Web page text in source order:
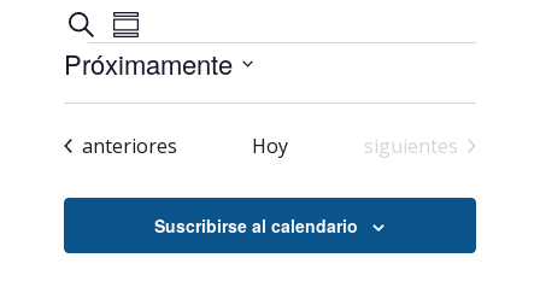
Navegación
de
búsqueda
y
vistas
de
Eventos
BuscarNavegación
de
vistas
de
Resumen
Eventos
Próximamente
Seleccionar
Eventos
anteriores Hoy Eventos
siguientes
Suscribirse al calendario